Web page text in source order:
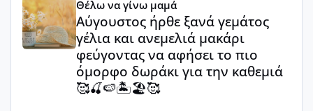
Θέλω να γίνω μαμά
Αύγουστος ήρθε ξανά γεμάτος
γέλια και ανεμελιά μακάρι
φεύγοντας να αφήσει το πιο
όμορφο δωράκι για την καθεμιά
🥰🍒🍉🏝️🏖️🥰